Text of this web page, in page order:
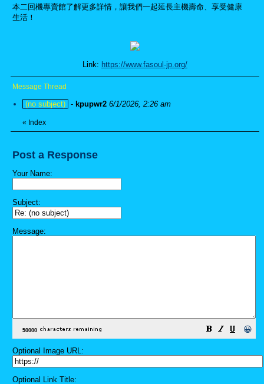
本二回機專賣館了解更多詳情，讓我們一起延長主機壽命、享受健康
生活！
Link: https://www.fasoul-jp.org/
Message Thread
(no subject) - kpupwr2 6/1/2026, 2:26 am
« Index
Post a Response
Your Name:
Subject:
Message:
😀
Optional Image URL:
Optional Link Title: